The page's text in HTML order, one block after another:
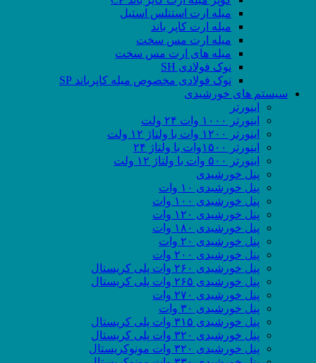
میله ارت استنلس استیل
میله ارت کاپر باند
میله ارت مس سخت
میله های ارت مس سخت
نوک فولادی SH
نوک فولادی مخصوص میله کاپرباند SP
سیستم های خورشیدی
اینورتر
اینورتر ۱۰۰۰ وات ۲۴ ولت
اینورتر ۱۲۰۰ وات با ولتاژ ۱۲ ولت
اینورتر ۱۵۰۰وات با ولتاژ ۲۴
اینورتر ۵۰۰ وات با ولتاژ ۱۲ ولت
پنل خورشیدی
پنل خورشیدی ۱۰ وات
پنل خورشیدی ۱۰۰ وات
پنل خورشیدی ۱۲۰ وات
پنل خورشیدی ۱۸۰ وات
پنل خورشیدی ۲۰ وات
پنل خورشیدی ۲۰۰ وات
پنل خورشیدی ۲۶۰ وات پلی کریستال
پنل خورشیدی ۲۶۵ وات پلی کریستال
پنل خورشیدی ۲۷۰ وات
پنل خورشیدی ۳۰ وات
پنل خورشیدی ۳۱۵ وات پلی کریستال
پنل خورشیدی ۳۲۰ وات پلی کریستال
پنل خورشیدی ۳۲۰ وات مونوکریستال